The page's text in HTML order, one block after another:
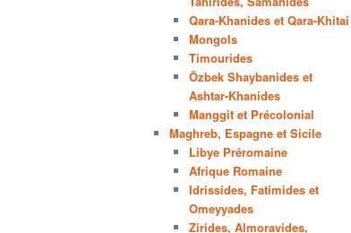
Qara-Khanides et Qara-Khitai
Mongols
Timourides
Özbek Shaybanides et
Ashtar-Khanides
Manggit et Précolonial
Maghreb, Espagne et Sicile
Libye Préromaine
Afrique Romaine
Idrissides, Fatimides et
Omeyyades
Zirides, Almoravides,